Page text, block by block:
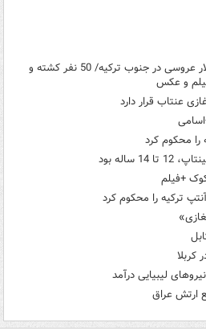
انفجار تروریستی در نزدیکی تالار عروسی در جنوب ترکیه/ 50 نفر کشته و
عنتاب قرار دارد
را محکوم کرد
ساله بود
+فیلم
ترکیه را محکوم کرد
لیبیایی درآمد
ارتش عراق